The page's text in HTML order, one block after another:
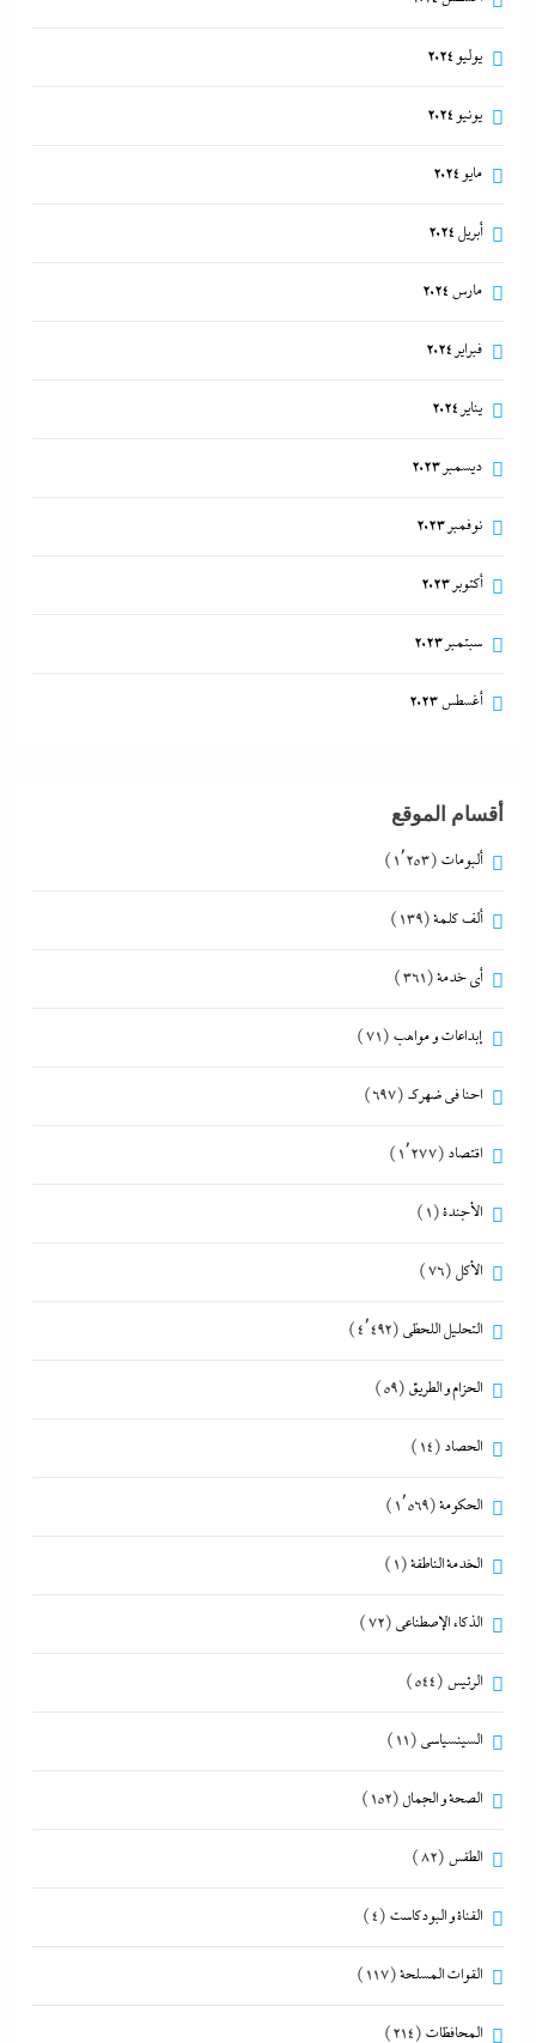
يوليو 2024
يونيو 2024
مايو 2024
أبريل 2024
مارس 2024
فبراير 2024
يناير 2024
ديسمبر 2023
نوفمبر 2023
أكتوبر 2023
سبتمبر 2023
أغسطس 2023
أقسام الموقع
ألبومات (1٬253)
ألف كلمة(139)
أي خدمة(361)
إبداعات و مواهب (71)
احنا في ضهرك (697)
اقتصاد (1٬277)
الأجندة(1)
الأكل (76)
التحليل اللحظي (4٬492)
الحزام و الطريق (59)
الحصاد (14)
الحكومة(1٬569)
الخدمة الناطقة(1)
الذكاء الإصطناعي (72)
الرئيس (544)
السينسياسي (11)
الصحة و الجمال (152)
الطقس (82)
القناة و البودكاست (4)
القوات المسلحة(117)
المحافظات (214)